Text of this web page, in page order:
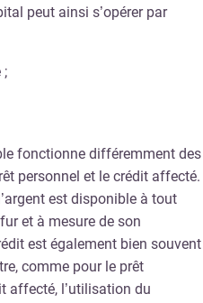
peut ainsi s’opérer par
;
fonctionne différemment des
personnel et le crédit affecté.
est disponible à tout
et à mesure de son
est également bien souvent
comme pour le prêt
affecté, l’utilisation du